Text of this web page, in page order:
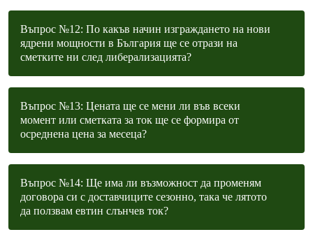
Въпрос №12: По какъв начин изграждането на нови
ядрени мощности в България ще се отрази на
сметките ни след либерализацията?
Въпрос №13: Цената ще се мени ли във всеки
момент или сметката за ток ще се формира от
осреднена цена за месеца?
Въпрос №14: Ще има ли възможност да променям
договора си с доставчиците сезонно, така че лятото
да ползвам евтин слънчев ток?